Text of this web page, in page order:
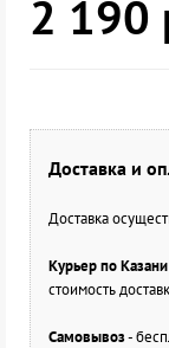
2 190
Доставка и
Доставка
Курьер по Казани
стоимость
Самовывоз-